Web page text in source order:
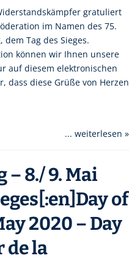
gratuliert
im Namen des 75.
dem Tag des Sieges.
können wir Ihnen unsere
auf diesem elektronischen
dass diese Grüße von Herzen
... weiterlesen »
– 8./ 9. Mai
of
2020 – Day
de la